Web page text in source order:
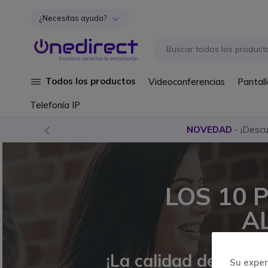
Ir al contenido
¿Necesitas ayuda?
Todos los productos Videoconferencias
Telefonía IP
NOVEDAD -
LOS 10
¡La calidad delSu